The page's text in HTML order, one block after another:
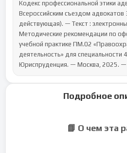
Кодекс профессиональной этики
Всероссийским съездом
действующая). — Текст :
Методические рекомендации по
учебной практике ПМ.02
деятельность» для специальности
Юриспруденция. — Москва, 2025. —
Подробное
📘 О чем эта